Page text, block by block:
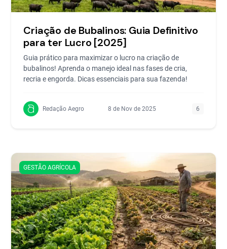
Criação de Bubalinos: Guia Definitivo
para ter Lucro [2025]
Guia prático para maximizar o lucro na criação de
bubalinos! Aprenda o manejo ideal nas fases de cria,
recria e engorda. Dicas essenciais para sua fazenda!
Redação Aegro 8 de Nov de 2025 6
GESTÃO AGRÍCOLA